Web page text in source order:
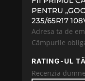
PENTRU
235/65R17
Adresa ta de
Câmpurile
RATING-UL
Recenzia